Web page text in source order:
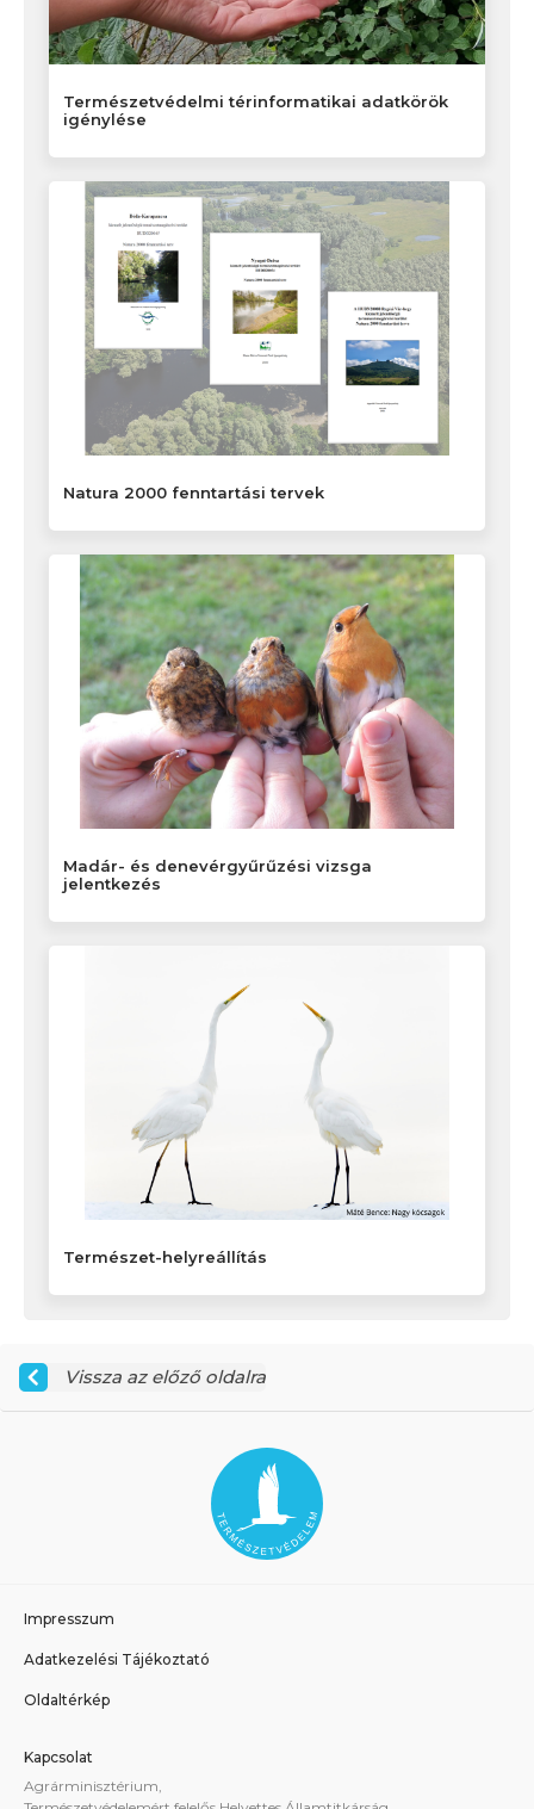
Természetvédelmi térinformatikai adatkörök
igénylése
Natura 2000 fenntartási tervek
Madár- és denevérgyűrűzési vizsga
jelentkezés
Természet-helyreállítás
Vissza az előző oldalra
Impresszum
Adatkezelési Tájékoztató
Oldaltérkép
Kapcsolat
Agrárminisztérium,